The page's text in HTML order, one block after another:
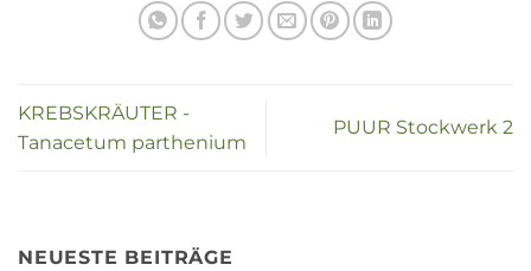
KREBSKRÄUTER -
Tanacetum parthenium
PUUR Stockwerk 2
NEUESTE BEITRÄGE